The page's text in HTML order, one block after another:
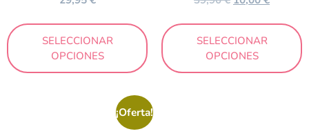
SELECCIONAR
OPCIONES
SELECCIONAR
OPCIONES
¡Oferta!